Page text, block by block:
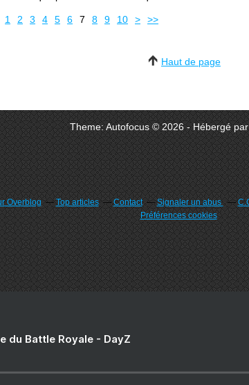
1 2 3 4 5 6 7 8 9 10 20
30
> >>
Haut de page
Theme: Autofocus © 2026 - Hébergé
Overblog Top articles Contact Signaler un abus
Préférences cookies
du Battle Royale - DayZ